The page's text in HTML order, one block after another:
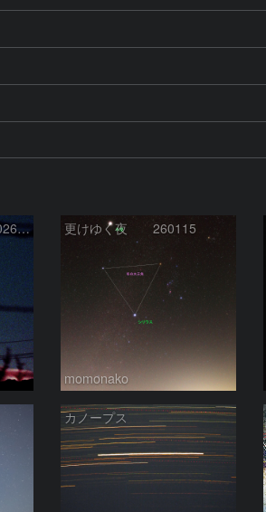
αCar カノープス 2026-3-4 更けゆく夜 260115
momonako
カノープス